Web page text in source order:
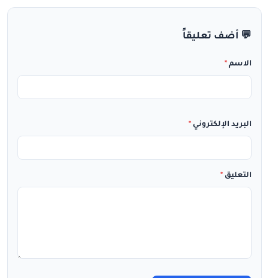
💬 أضف تعليقاً
الاسم *
البريد الإلكتروني *
التعليق *